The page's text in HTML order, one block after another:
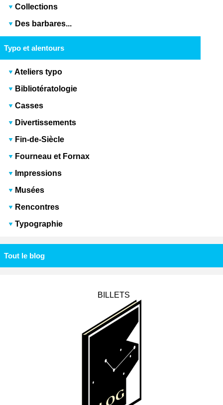
Collections
Des barbares...
Typo et alentours
Ateliers typo
Bibliotératologie
Casses
Divertissements
Fin-de-Siècle
Fourneau et Fornax
Impressions
Musées
Rencontres
Typographie
Tout le blog
BILLETS